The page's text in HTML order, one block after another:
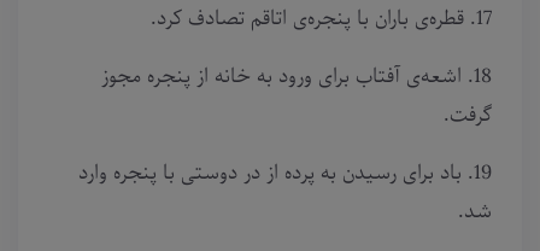
17. قطره‌ی باران با پنجره‌ی اتاقم تصادف کرد.
18. اشعه‌ی آفتاب برای ورود به خانه از پنجره مجوز
گرفت.
19. باد برای رسیدن به پرده از در دوستی با پنجره وارد
شد.